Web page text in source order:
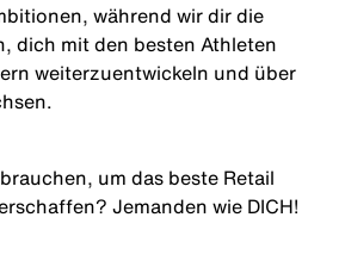
während wir dir die
dich mit den besten Athleten
weiterzuentwickeln und über
um das beste Retail
Jemanden wie DICH!